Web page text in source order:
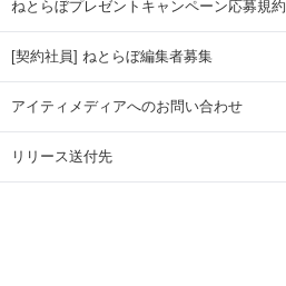
ねとらぼプレゼントキャンペーン応募規約
[契約社員] ねとらぼ編集者募集
アイティメディアへのお問い合わせ
リリース送付先